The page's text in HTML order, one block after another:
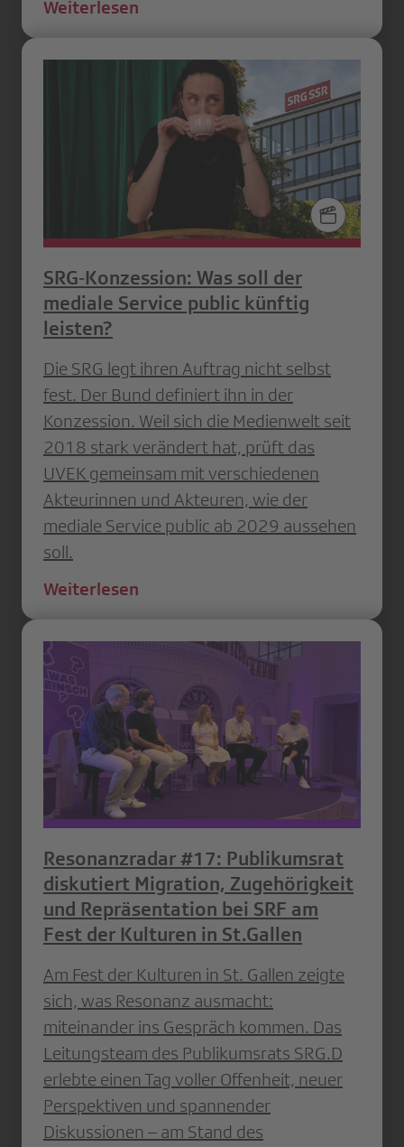
Weiterlesen
SRG‑Konzession: Was soll der
mediale Service public künftig
leisten?
Die SRG legt ihren Auftrag nicht selbst
fest. Der Bund definiert ihn in der
Konzession. Weil sich die Medienwelt seit
2018 stark verändert hat, prüft das
UVEK gemeinsam mit verschiedenen
Akteurinnen und Akteuren, wie der
mediale Service public ab 2029 aussehen
soll.
Weiterlesen
Resonanzradar #17: Publikumsrat
diskutiert Migration, Zugehörigkeit
und Repräsentation bei SRF am
Fest der Kulturen in St.Gallen
Am Fest der Kulturen in St. Gallen zeigte
sich, was Resonanz ausmacht:
miteinander ins Gespräch kommen. Das
Leitungsteam des Publikumsrats SRG.D
erlebte einen Tag voller Offenheit, neuer
Perspektiven und spannender
Diskussionen – am Stand des